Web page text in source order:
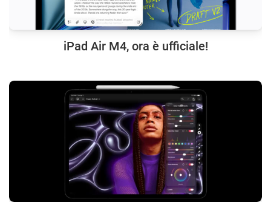
iPad Air M4, ora è ufficiale!